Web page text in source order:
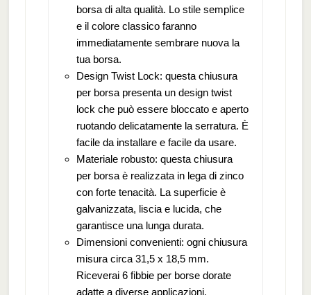
borsa di alta qualità. Lo stile semplice
e il colore classico faranno
immediatamente sembrare nuova la
tua borsa.
Design Twist Lock: questa chiusura
per borsa presenta un design twist
lock che può essere bloccato e aperto
ruotando delicatamente la serratura. È
facile da installare e facile da usare.
Materiale robusto: questa chiusura
per borsa è realizzata in lega di zinco
con forte tenacità. La superficie è
galvanizzata, liscia e lucida, che
garantisce una lunga durata.
Dimensioni convenienti: ogni chiusura
misura circa 31,5 x 18,5 mm.
Riceverai 6 fibbie per borse dorate
adatte a diverse applicazioni.